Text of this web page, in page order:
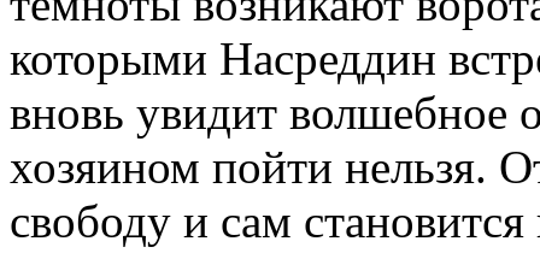
которыми Насреддин
вновь увидит волшебное
хозяином пойти нельзя.
свободу и сам